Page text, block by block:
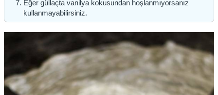
Eğer güllaçta vanilya kokusundan hoşlanmıyorsanız
kullanmayabilirsiniz.